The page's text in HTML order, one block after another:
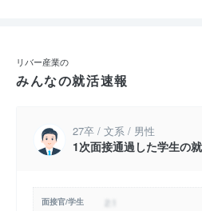
リバー産業の
みんなの就活速報
27卒 / 文系 / 男性
1次面接通過した学生の
面接官/学生